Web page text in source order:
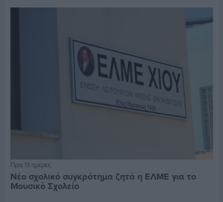
Πριν 13 ημέρες
Νέο σχολικό συγκρότημα ζητά η ΕΛΜΕ για το
Μουσικό Σχολείο